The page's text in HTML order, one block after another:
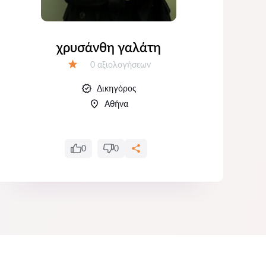
χρυσάνθη γαλάτη
Αξιολογήσεις:
0 αξιολογήσεων
Δικηγόρος
Αθήνα
0 0